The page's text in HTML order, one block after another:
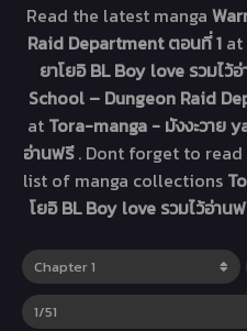
Read the latest manga
Raid Department ตอนที่ 1 at
ยาโยอิ BL Boy love รวมไว้
School – Dungeon Raid
at Tora-manga - มังงะวาย
อ่านฟรี. Dont forget to
list of manga collections
โยอิ BL Boy love รวมไว้อ่าน